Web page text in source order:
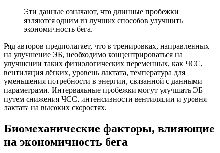
Эти данные означают, что длинные пробежки
являются одним из лучших способов улучшить
экономичность бега.
Ряд авторов предполагает, что в тренировках, направленных
на улучшение ЭБ, необходимо концентрироваться на
улучшении таких физиологических переменных, как ЧСС,
вентиляция лёгких, уровень лактата, температура для
уменьшения потребности в энергии, связанной с данными
параметрами. Интервальные пробежки могут улучшать ЭБ
путем снижения ЧСС, интенсивности вентиляции и уровня
лактата на высоких скоростях.
Биомеханические факторы, влияющие
на экономичность бега